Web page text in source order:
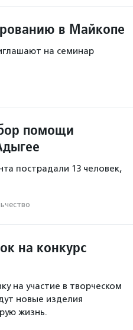
в Майкопе
на семинар
помощи
пострадали 13 человек,
на конкурс
на участие в творческом
новые изделия
жизнь.